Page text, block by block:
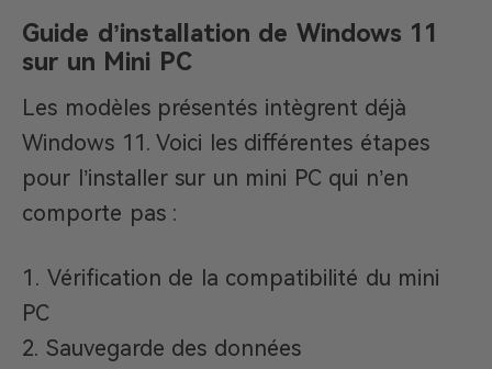
Guide d’installation de Windows 11
sur un Mini PC
Les modèles présentés intègrent déjà
Windows 11. Voici les différentes étapes
pour l’installer sur un mini PC qui n’en
comporte pas :
Vérification de la compatibilité du mini
PC
Sauvegarde des données